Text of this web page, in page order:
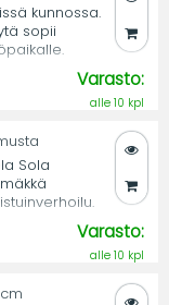
kunnossa.
sopii
Varasto:
alle 10 kpl
Sola
Varasto:
alle 10 kpl